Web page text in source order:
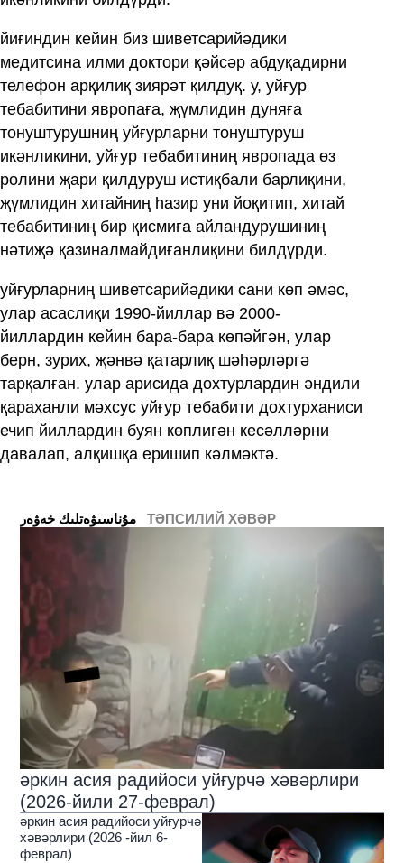
йиғиндин кейин биз шиветсарийәдики
медитсина илми доктори қәйсәр абдуқадирни
телефон арқилиқ зиярәт қилдуқ. у, уйғур
тебабитини явропаға, җүмлидин дуняға
тонуштурушниң уйғурларни тонуштуруш
икәнликини, уйғур тебабитиниң явропада өз
ролини җари қилдуруш истиқбали барлиқини,
җүмлидин хитайниң һазир уни йоқитип, хитай
тебабитиниң бир қисмиға айландурушиниң
нәтиҗә қазиналмайдиғанлиқини билдүрди.
уйғурларниң шиветсарийәдики сани көп әмәс,
улар асаслиқи 1990-йиллар вә 2000-
йиллардин кейин бара-бара көпәйгән, улар
берн, зурих, җәнвә қатарлиқ шәһәрләргә
тарқалған. улар арисида дохтурлардин әндили
қараханли мәхсус уйғур тебабити дохтурханиси
ечип йиллардин буян көплигән кесәлләрни
давалап, алқишқа еришип кәлмәктә.
ТӘПСИЛИЙ ХӘВӘР
әркин асия радийоси уйғурчә хәвәрлири
(2026-йили 27-феврал)
әркин асия радийоси уйғурчә
хәвәрлири (2026 -йил 6-
феврал)